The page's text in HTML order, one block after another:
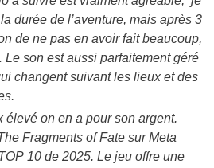
durée de l’aventure, mais après 3
de ne pas en avoir fait beaucoup,
Le son est aussi parfaitement géré
changent suivant les lieux et des
élevé on en a pour son argent.
Fragments of Fate sur Meta
10 de 2025. Le jeu offre une